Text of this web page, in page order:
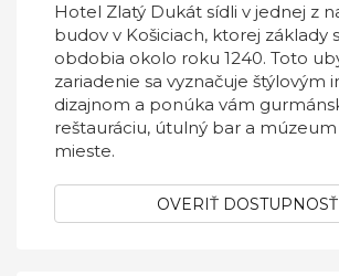
Hotel Zlatý Dukát sídli v jednej z
budov v Košiciach, ktorej základy
obdobia okolo roku 1240. Toto
zariadenie sa vyznačuje štýlovým
dizajnom a ponúka vám
reštauráciu, útulný bar a múzeum
mieste.
OVERIŤ DOSTUPNOSŤ